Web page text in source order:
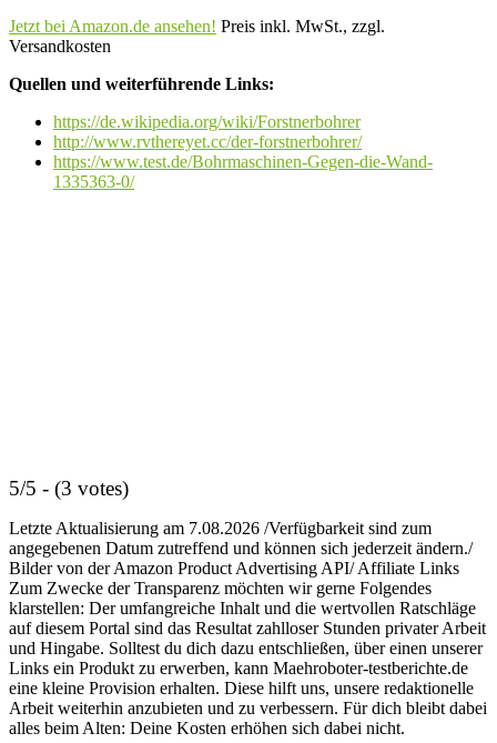
Jetzt bei Amazon.de ansehen! Preis inkl. MwSt., zzgl.
Versandkosten
Quellen und weiterführende Links:
https://de.wikipedia.org/wiki/Forstnerbohrer
http://www.rvthereyet.cc/der-forstnerbohrer/
https://www.test.de/Bohrmaschinen-Gegen-die-Wand-
1335363-0/
5/5 - (3 votes)
Letzte Aktualisierung am 7.08.2026 /Verfügbarkeit sind zum
angegebenen Datum zutreffend und können sich jederzeit ändern./
Bilder von der Amazon Product Advertising API/ Affiliate Links
Zum Zwecke der Transparenz möchten wir gerne Folgendes
klarstellen: Der umfangreiche Inhalt und die wertvollen Ratschläge
auf diesem Portal sind das Resultat zahlloser Stunden privater Arbeit
und Hingabe. Solltest du dich dazu entschließen, über einen unserer
Links ein Produkt zu erwerben, kann Maehroboter-testberichte.de
eine kleine Provision erhalten. Diese hilft uns, unsere redaktionelle
Arbeit weiterhin anzubieten und zu verbessern. Für dich bleibt dabei
alles beim Alten: Deine Kosten erhöhen sich dabei nicht.